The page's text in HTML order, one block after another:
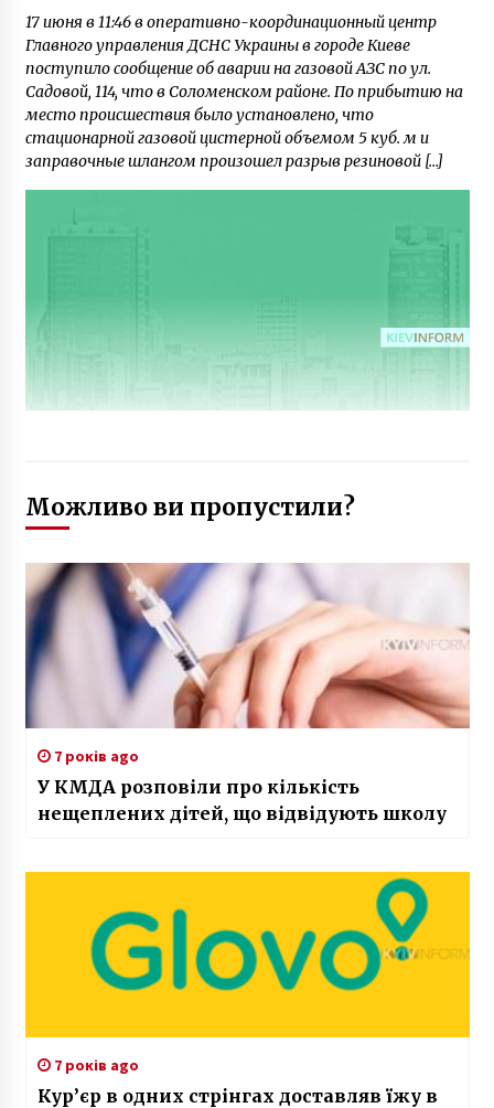
17 июня в 11:46 в оперативно-координационный центр
Главного управления ДСНС Украины в городе Киеве
поступило сообщение об аварии на газовой АЗС по ул.
Садовой, 114, что в Соломенском районе. По прибытию на
место происшествия было установлено, что
стационарной газовой цистерной объемом 5 куб. м и
заправочные шлангом произошел разрыв резиновой […]
Можливо ви пропустили?
7 років ago
У КМДА розповіли про кількість
нещеплених дітей, що відвідують школу
7 років ago
Кур’єр в одних стрінгах доставляв їжу в